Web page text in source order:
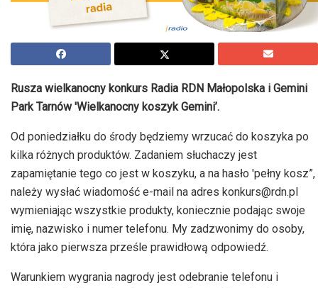
Rusza wielkanocny konkurs Radia RDN Małopolska i Gemini
Park Tarnów 'Wielkanocny koszyk Gemini’.
Od poniedziałku do środy będziemy wrzucać do koszyka po
kilka różnych produktów. Zadaniem słuchaczy jest
zapamiętanie tego co jest w koszyku, a na hasło 'pełny kosz”,
należy wysłać wiadomość e-mail na adres konkurs@rdn.pl
wymieniając wszystkie produkty, koniecznie podając swoje
imię, nazwisko i numer telefonu. My zadzwonimy do osoby,
która jako pierwsza prześle prawidłową odpowiedź.
Warunkiem wygrania nagrody jest odebranie telefonu i